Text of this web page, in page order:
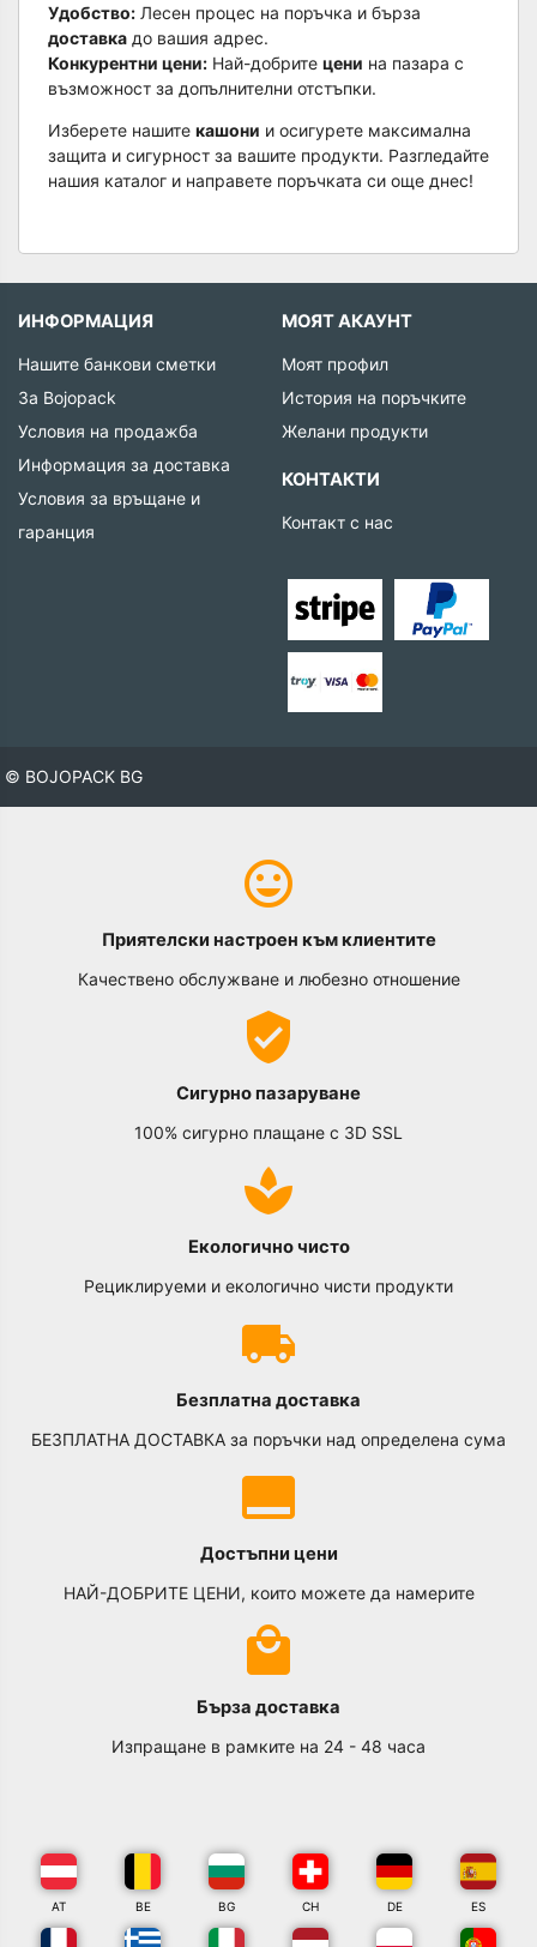
Удобство:Лесен процес на поръчка и бърза
доставкадо вашия адрес.
Конкурентни цени:Най-добрите цени на пазара с
възможност за допълнителни отстъпки.
Изберете нашите кашони и осигурете максимална
защита и сигурност за вашите продукти. Разгледайте
нашия каталог и направете поръчката си още днес!
ИНФОРМАЦИЯ
Нашите банкови сметки
За Bojopack
Условия на продажба
Информация за доставка
Условия за връщане и
гаранция
МОЯТ АКАУНТ
Моят профил
История на поръчките
Желани продукти
КОНТАКТИ
Контакт с нас
© BOJOPACK BG
Приятелски настроен към клиентите
Качествено обслужване и любезно отношение
Сигурно пазаруване
100% сигурно плащане с 3D SSL
Екологично чисто
Рециклируеми и екологично чисти продукти
Безплатна доставка
БЕЗПЛАТНА ДОСТАВКА за поръчки над определена сума
Достъпни цени
НАЙ-ДОБРИТЕ ЦЕНИ, които можете да намерите
Бърза доставка
Изпращане в рамките на 24 - 48 часа
AT BE BG CH DE ES